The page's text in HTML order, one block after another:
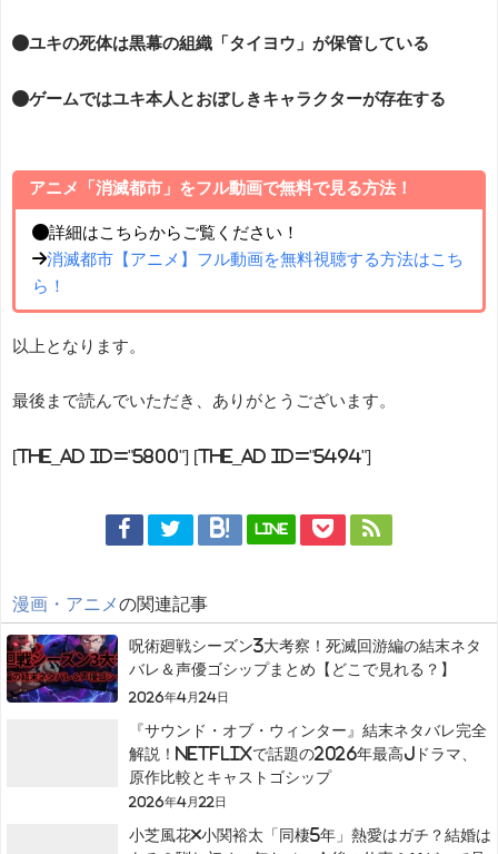
●ユキの死体は黒幕の組織「タイヨウ」が保管している
●ゲームではユキ本人とおぼしきキャラクターが存在する
アニメ「消滅都市」をフル動画で無料で見る方法！
●詳細はこちらからご覧ください！
→消滅都市【アニメ】フル動画を無料視聴する方法はこち
ら！
以上となります。
最後まで読んでいただき、ありがとうございます。
[the_ad id="5800"] [the_ad id="5494"]
LINE
漫画・アニメの関連記事
呪術廻戦シーズン3大考察！死滅回游編の結末ネタ
バレ＆声優ゴシップまとめ【どこで見れる？】
2026年4月24日
『サウンド・オブ・ウィンター』結末ネタバレ完全
解説！Netflixで話題の2026年最高Jドラマ、
原作比較とキャストゴシップ
2026年4月22日
小芝風花×小関裕太「同棲5年」熱愛はガチ？結婚は